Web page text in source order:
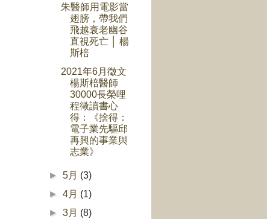
朱醫師用電影當
翅膀，帶我們
飛越衰老幽谷
直視死亡 │ 楊
斯棓
2021年6月徵文
楊斯棓醫師
30000長榮哩
程徵讀書心
得：《捨得：
電子業先驅邱
再興的事業與
志業》
►5月 (3)
►4月 (1)
►3月 (8)